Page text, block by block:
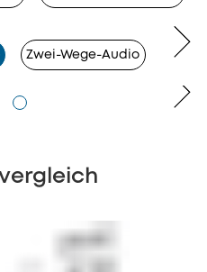
Zwei-Wege-Audio